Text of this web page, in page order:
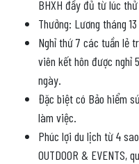
BHXH đầy đủ từ lúc
Thưởng: Lương tháng
Nghỉ thứ 7 các tuần lẻ
viên kết hôn được nghỉ
ngày.
Đặc biệt có Bảo hiểm
làm việc.
Phúc lợi du lịch từ 4
OUTDOOR &